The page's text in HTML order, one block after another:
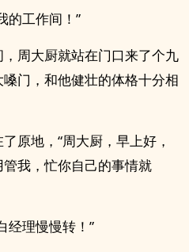
的工作间！”
周大厨就站在门口来了个九
门，和他健壮的体格十分相
原地，“周大厨，早上好，
我，忙你自己的事情就
经理慢慢转！”